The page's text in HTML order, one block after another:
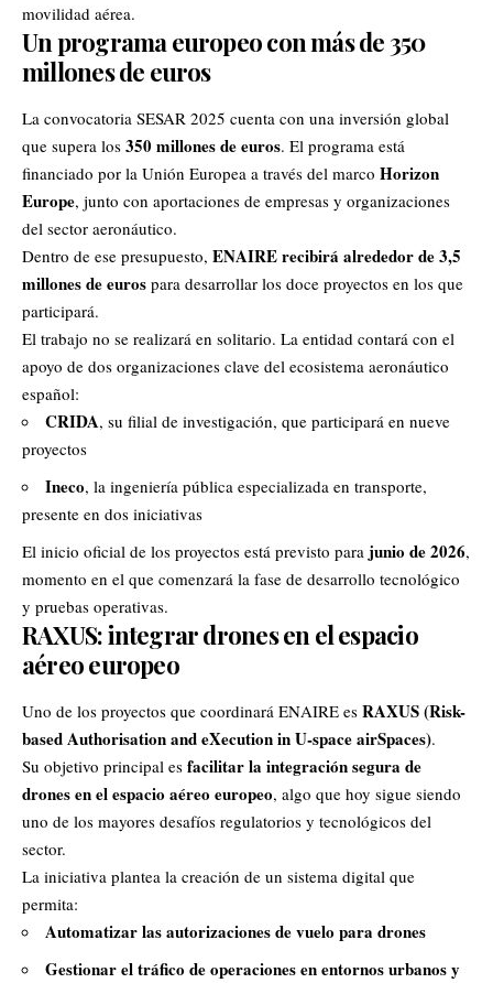
movilidad aérea.
Un programa europeo con más de 350
millones de euros
La convocatoria SESAR 2025 cuenta con una inversión global
que supera los 350 millones de euros. El programa está
financiado por la Unión Europea a través del marco Horizon
Europe, junto con aportaciones de empresas y organizaciones
del sector aeronáutico.
Dentro de ese presupuesto, ENAIRE recibirá alrededor de 3,5
millones de euros para desarrollar los doce proyectos en los que
participará.
El trabajo no se realizará en solitario. La entidad contará con el
apoyo de dos organizaciones clave del ecosistema aeronáutico
español:
CRIDA, su filial de investigación, que participará en nueve
proyectos
Ineco, la ingeniería pública especializada en transporte,
presente en dos iniciativas
El inicio oficial de los proyectos está previsto para junio de 2026,
momento en el que comenzará la fase de desarrollo tecnológico
y pruebas operativas.
RAXUS: integrar drones en el espacio
aéreo europeo
Uno de los proyectos que coordinará ENAIRE es RAXUS (Risk-
based Authorisation and eXecution in U-space airSpaces).
Su objetivo principal es facilitar la integración segura de
drones en el espacio aéreo europeo, algo que hoy sigue siendo
uno de los mayores desafíos regulatorios y tecnológicos del
sector.
La iniciativa plantea la creación de un sistema digital que
permita:
Automatizar las autorizaciones de vuelo para drones
Gestionar el tráfico de operaciones en entornos urbanos y